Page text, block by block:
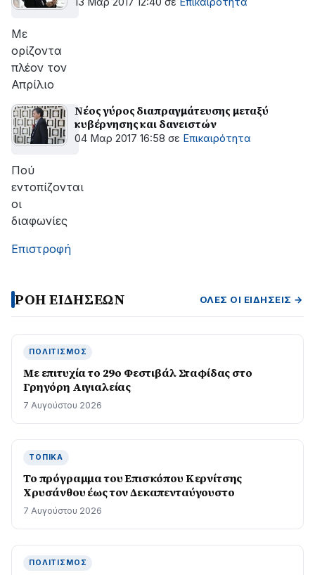
Με
ορίζοντα
πλέον τον
Απρίλιο
Νέος γύρος διαπραγμάτευσης μεταξύ
κυβέρνησης και δανειστών
04 Μαρ 2017 16:58 σε Επικαιρότητα
Πού
εντοπίζονται
οι
διαφωνίες
Επιστροφή
ΡΟΗ ΕΙΔΗΣΕΩΝ ΌΛΕΣ ΟΙ ΕΙΔΉΣΕΙΣ →
ΠΟΛΙΤΙΣΜΌΣ
Με επιτυχία το 29ο Φεστιβάλ Σταφίδας στο
Γρηγόρη Aιγιαλείας
7 Αυγούστου 2026
ΤΟΠΙΚΆ
Το πρόγραμμα του Επισκόπου Κερνίτσης
Χρυσάνθου έως τον Δεκαπενταύγουστο
7 Αυγούστου 2026
ΠΟΛΙΤΙΣΜΌΣ